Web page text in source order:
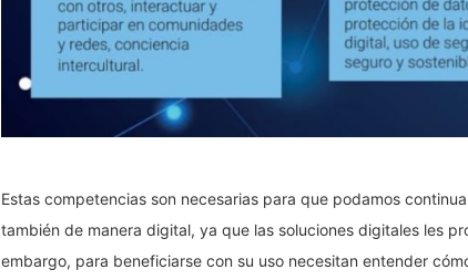
Estas competencias son necesarias para que podamos
también de manera digital, ya que las soluciones digitales les
embargo, para beneficiarse con su uso necesitan entender